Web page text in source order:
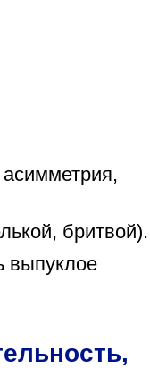
бритвой).
выпуклое